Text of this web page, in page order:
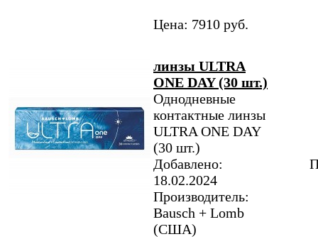
Цена: 7910 руб.
линзы ULTRA
ONE DAY (30 шт.)
Однодневные
контактные линзы
ULTRA ONE DAY
(30 шт.)
Добавлено:
18.02.2024
Производитель:
Bausch + Lomb
(США)